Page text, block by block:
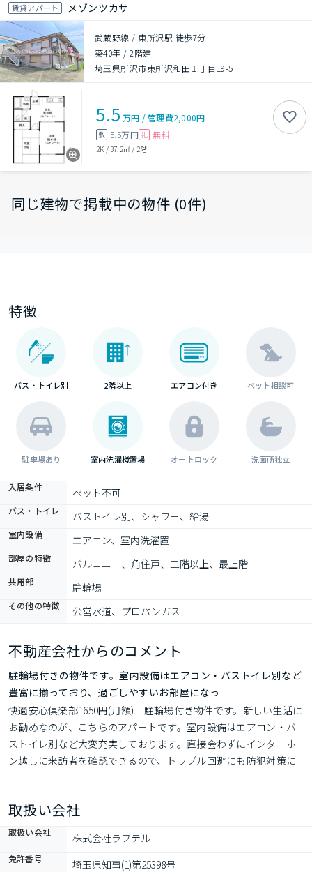
賃貸アパート メゾンツカサ
武蔵野線 / 東所沢駅 徒歩7分
築40年 /2階建
埼玉県所沢市東所沢和田１丁目19-5
5.5 万円 /管理費2,000円
敷 5.5万円 礼 無料
2K /37.2㎡ / 2階
同じ建物で掲載中の物件 (0件)
特徴
バス・トイレ別 2階以上 エアコン付き ペット相談可
駐車場あり 室内洗濯機置場 オートロック 洗面所独立
入居条件 ペット不可
バス・トイレ バストイレ別、シャワー、給湯
室内設備 エアコン、室内洗濯置
部屋の特徴 バルコニー、角住戸、二階以上、最上階
共用部 駐輪場
その他の特徴 公営水道、プロパンガス
不動産会社からのコメント
駐輪場付きの物件です。室内設備はエアコン・バストイレ別など
豊富に揃っており、過ごしやすいお部屋になっ
快適安心倶楽部1650円(月額)　駐輪場付き物件です。新しい生活に
お勧めなのが、こちらのアパートです。室内設備はエアコン・バ
ストイレ別など大変充実しております。直接会わずにインターホ
ン越しに来訪者を確認できるので、トラブル回避にも防犯対策に
より良いものにしていきましょう。まずはこちらからご
取扱い会社
取扱い会社 株式会社ラフテル
免許番号 埼玉県知事(1)第25398号